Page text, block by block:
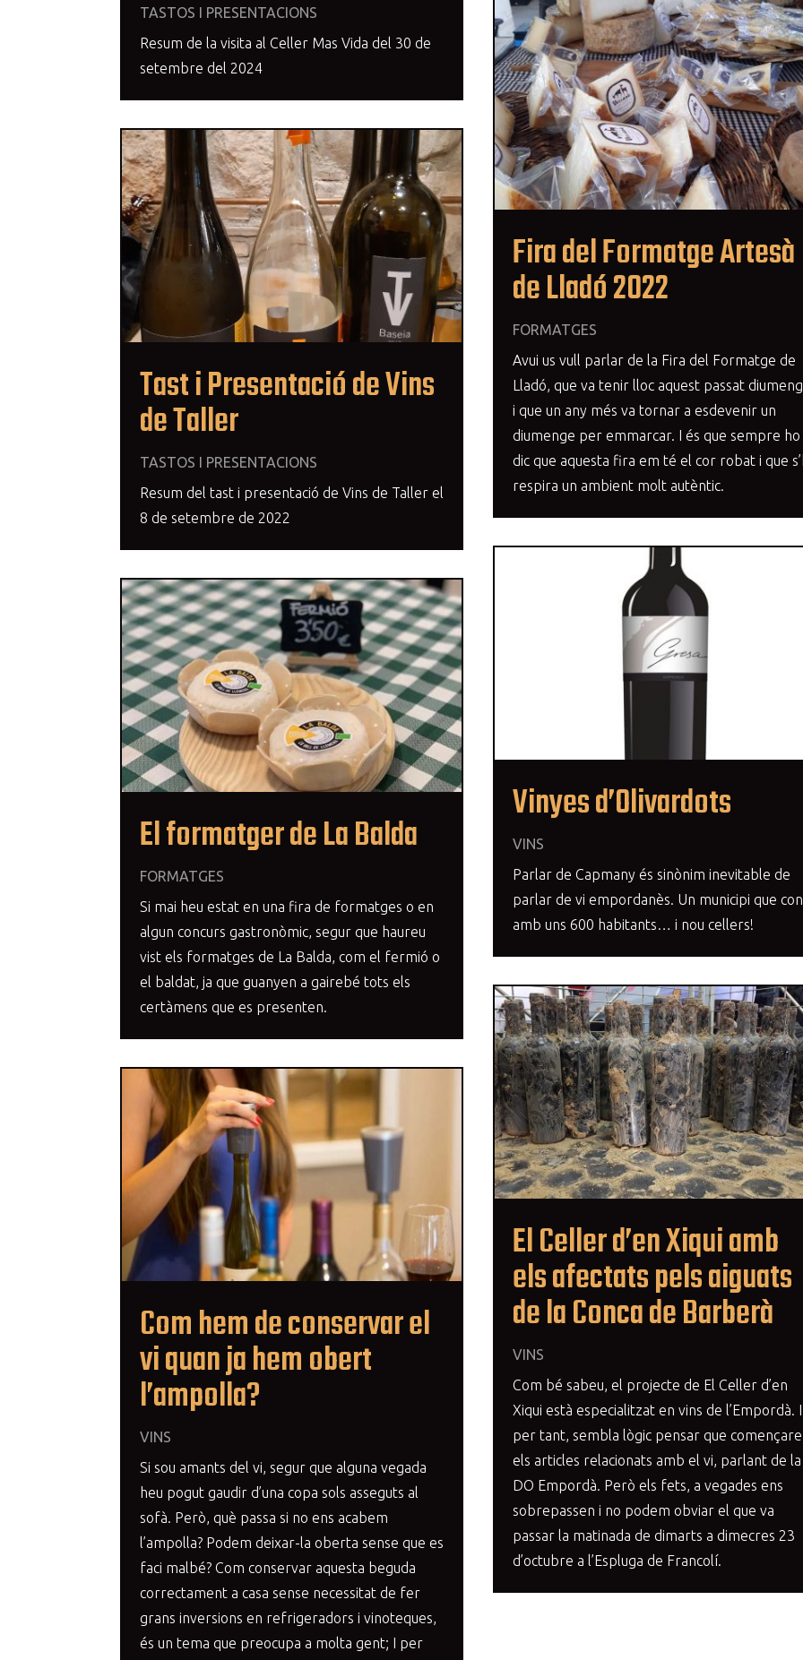
TASTOS I PRESENTACIONS
Resum de la visita al Celler Mas Vida del 30 de
setembre del 2024
Tast i Presentació de Vins
de Taller
TASTOS I PRESENTACIONS
Resum del tast i presentació de Vins de Taller el
8 de setembre de 2022
El formatger de La Balda
FORMATGES
Si mai heu estat en una fira de formatges o en
algun concurs gastronòmic, segur que haureu
vist els formatges de La Balda, com el fermió o
el baldat, ja que guanyen a gairebé tots els
certàmens que es presenten.
Com hem de conservar el
vi quan ja hem obert
l’ampolla?
VINS
Si sou amants del vi, segur que alguna vegada
heu pogut gaudir d’una copa sols asseguts al
sofà. Però, què passa si no ens acabem
l’ampolla? Podem deixar-la oberta sense que es
faci malbé? Com conservar aquesta beguda
correctament a casa sense necessitat de fer
grans inversions en refrigeradors i vinoteques,
és un tema que preocupa a molta gent; I per
Fira del Formatge Artesà
de Lladó 2022
FORMATGES
Avui us vull parlar de la Fira del Formatge de
Lladó, que va tenir lloc aquest passat
i que un any més va tornar a esdevenir un
diumenge per emmarcar. I és que sempre ho
dic que aquesta fira em té el cor robat i que
respira un ambient molt autèntic.
Vinyes d’Olivardots
VINS
Parlar de Capmany és sinònim inevitable de
parlar de vi empordanès. Un municipi que
amb uns 600 habitants… i nou cellers!
El Celler d’en Xiqui amb
els afectats pels aiguats
de la Conca de Barberà
VINS
Com bé sabeu, el projecte de El Celler d’en
Xiqui està especialitzat en vins de l’Empordà. I
per tant, sembla lògic pensar que
els articles relacionats amb el vi, parlant de la
DO Empordà. Però els fets, a vegades ens
sobrepassen i no podem obviar el que va
passar la matinada de dimarts a dimecres 23
d’octubre a l’Espluga de Francolí.